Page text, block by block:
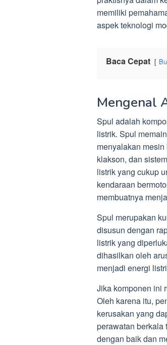
memiliki
aspek teknologi
Baca Cepat
Mengenal
Spul adalah
listrik. Spul
menyalakan
klakson, dan
listrik yang cukup
kendaraan
membuatnya
Spul merupakan
disusun dengan
listrik yang
dihasilkan oleh
menjadi energi
Jika komponen ini
Oleh karena itu,
kerusakan yang
perawatan berkala
dengan baik dan